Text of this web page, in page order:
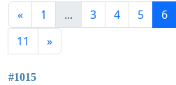
« 1 ... 3 4 5 6
11
»
#1015